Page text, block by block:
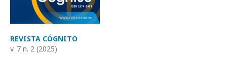
REVISTA CÓGNITO
v. 7 n. 2 (2025)